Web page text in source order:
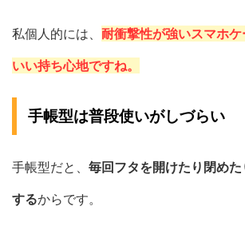
私個人的には、 耐衝撃性が強いスマホ
いい持ち心地ですね。
手帳型は普段使いがしづらい
手帳型だと、 毎回フタを開けたり閉め
するからです。